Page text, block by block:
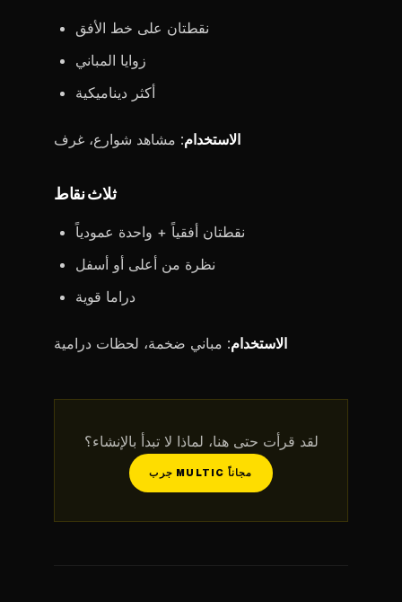
نقطتان على خط الأفق
زوايا المباني
أكثر ديناميكية
الاستخدام: مشاهد شوارع، غرف
ثلاث نقاط
نقطتان أفقياً + واحدة عمودياً
نظرة من أعلى أو أسفل
دراما قوية
الاستخدام: مباني ضخمة، لحظات درامية
لقد قرأت حتى هنا، لماذا لا تبدأ بالإنشاء؟
جرب MULTIC مجاناً